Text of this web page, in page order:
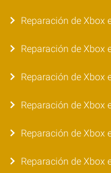
Reparación de Xbox
Reparación de Xbox
Reparación de Xbox
Reparación de Xbox
Reparación de Xbox
Reparación de Xbox